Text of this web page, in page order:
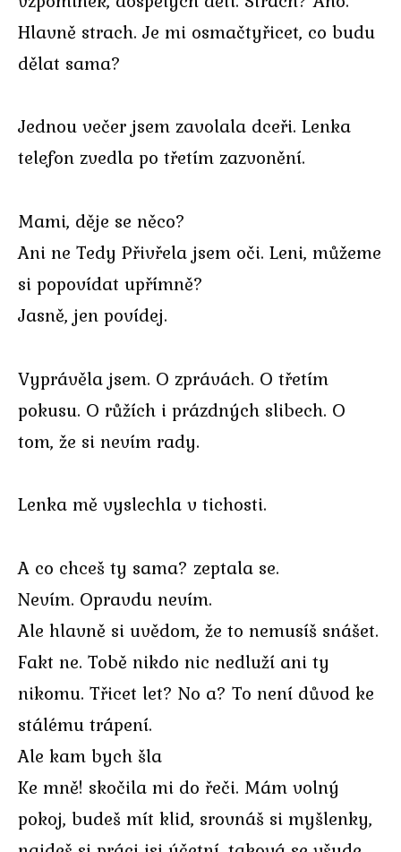
Hlavně strach. Je mi osmačtyřicet, co budu
dělat sama?
Jednou večer jsem zavolala dceři. Lenka
telefon zvedla po třetím zazvonění.
Mami, děje se něco?
Ani ne Tedy Přivřela jsem oči. Leni, můžeme
si popovídat upřímně?
Jasně, jen povídej.
Vyprávěla jsem. O zprávách. O třetím
pokusu. O růžích i prázdných slibech. O
tom, že si nevím rady.
Lenka mě vyslechla v tichosti.
A co chceš ty sama? zeptala se.
Nevím. Opravdu nevím.
Ale hlavně si uvědom, že to nemusíš snášet.
Fakt ne. Tobě nikdo nic nedluží ani ty
nikomu. Třicet let? No a? To není důvod ke
stálému trápení.
Ale kam bych šla
Ke mně! skočila mi do řeči. Mám volný
pokoj, budeš mít klid, srovnáš si myšlenky,